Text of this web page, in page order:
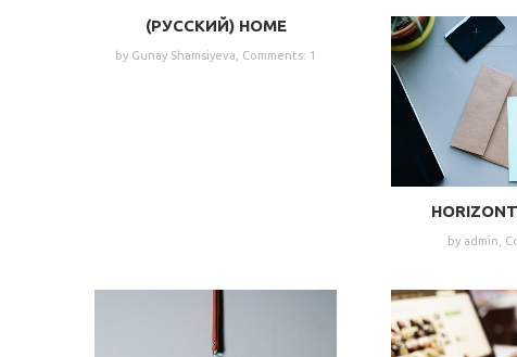
(РУССКИЙ) HOME
by Gunay Shamsiyeva Comments: 1
by admin,